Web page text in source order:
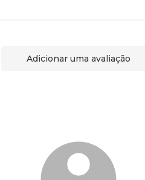
Adicionar uma avaliação